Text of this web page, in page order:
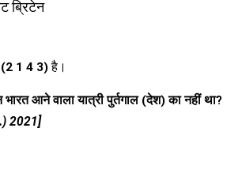
ब्रिटेन
(2 1 4 3)है।
आने वाला यात्री पुर्तगाल (देश) का नहीं था?
2021]